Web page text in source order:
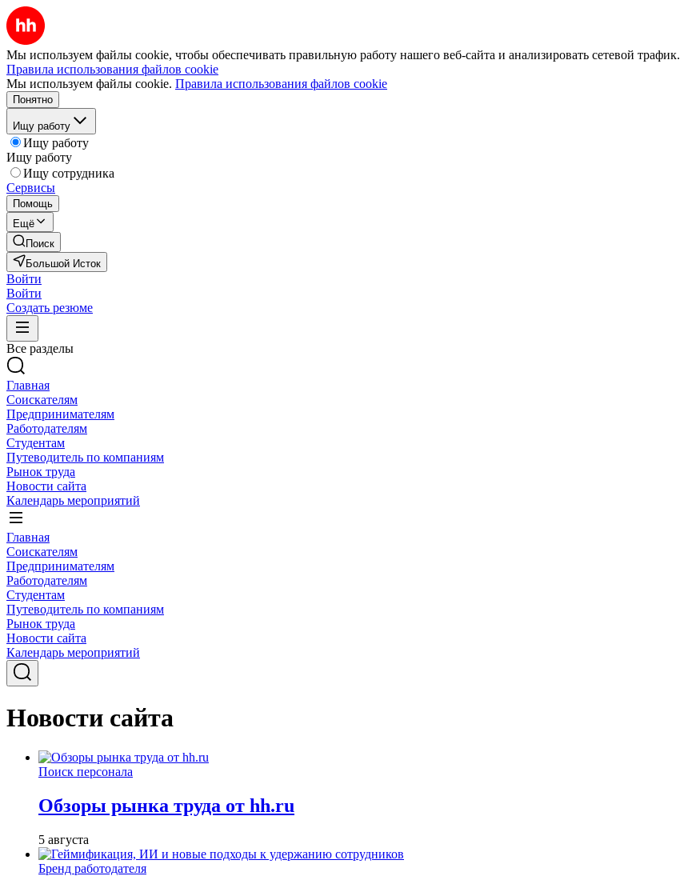
Мы используем файлы cookie, чтобы обеспечивать правильную работу нашего веб-сайта и анализировать сетевой трафик.
Правила использования файлов cookie
Мы используем файлы cookie. Правила использования файлов cookie
Понятно
Ищу работу
Ищу работу
Ищу работу
Ищу сотрудника
Сервисы
Помощь
Ещё
Поиск
Большой Исток
Войти
Войти
Создать резюме
Все разделы
Главная
Соискателям
Предпринимателям
Работодателям
Студентам
Путеводитель по компаниям
Рынок труда
Новости сайта
Календарь мероприятий
Главная
Соискателям
Предпринимателям
Работодателям
Студентам
Путеводитель по компаниям
Рынок труда
Новости сайта
Календарь мероприятий
Новости сайта
Поиск персонала
Обзоры рынка труда от hh.ru
5 августа
Бренд работодателя